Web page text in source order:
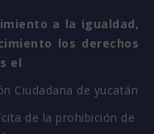
a la igualdad,
los derechos
el
Ciudadana de yucatán
de la prohibición de